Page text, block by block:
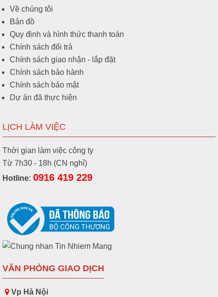
Về chúng tôi
Bản đồ
Quy định và hình thức thanh toán
Chính sách đổi trả
Chính sách giao nhận - lắp đặt
Chính sách bảo hành
Chính sách bảo mật
Dự án đã thực hiện
LỊCH LÀM VIỆC
Thời gian làm việc công ty
Từ 7h30 - 18h (CN nghỉ)
Hotline: 0916 419 229
VĂN PHÒNG GIAO DỊCH
Vp Hà Nội